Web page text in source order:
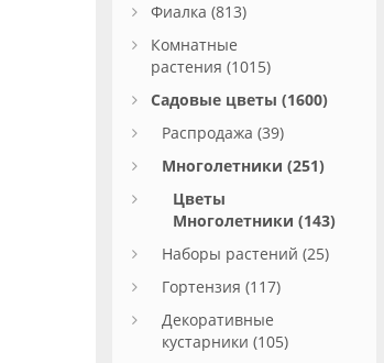
Фиалка (813)
Комнатные
растения (1015)
Садовые цветы (1600)
Распродажа (39)
Многолетники (251)
Цветы
Многолетники (143)
Наборы растений (25)
Гортензия (117)
Декоративные
кустарники (105)